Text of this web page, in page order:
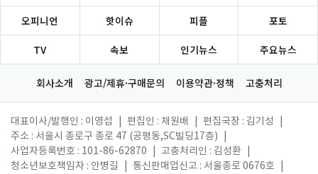
오피니언 핫이슈 피플 포토
TV 속보 인기뉴스 주요뉴스
회사소개 광고/제휴·구매문의 이용약관·정책 고충처리
대표이사/발행인 : 이영섭 편집인 : 채원배 편집국장 : 김기성
주소 : 서울시 종로구 종로 47 (공평동,SC빌딩17층)
사업자등록번호 : 101-86-62870
고충처리인 : 김성환
청소년보호책임자 : 안병길
통신판매업신고 : 서울종로 0676호